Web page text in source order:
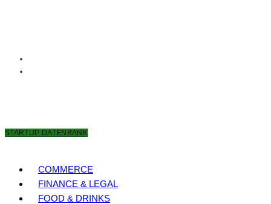
STARTUP DATENBANK
COMMERCE
FINANCE & LEGAL
FOOD & DRINKS